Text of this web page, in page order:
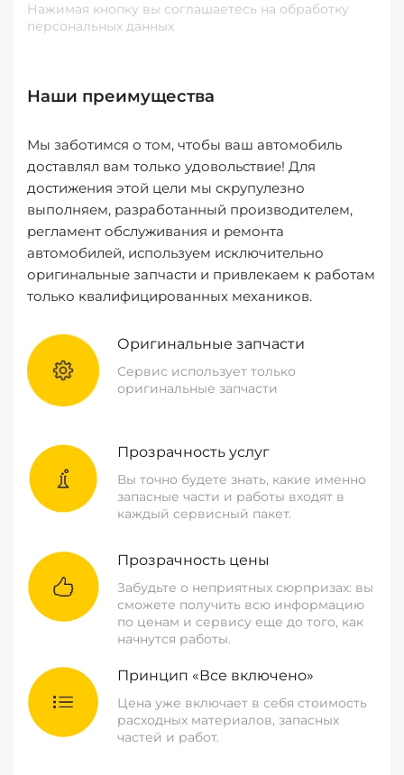
Нажимая кнопку вы соглашаетесь на обработку
персональных данных
Наши преимущества
Мы заботимся о том, чтобы ваш автомобиль
доставлял вам только удовольствие! Для
достижения этой цели мы скрупулезно
выполняем, разработанный производителем,
регламент обслуживания и ремонта
автомобилей, используем исключительно
оригинальные запчасти и привлекаем к работам
только квалифицированных механиков.
Оригинальные запчасти
Сервис использует только
оригинальные запчасти
Прозрачность услуг
Вы точно будете знать, какие именно
запасные части и работы входят в
каждый сервисный пакет.
Прозрачность цены
Забудьте о неприятных сюрпризах: вы
сможете получить всю информацию
по ценам и сервису еще до того, как
начнутся работы.
Принцип «Все включено»
Цена уже включает в себя стоимость
расходных материалов, запасных
частей и работ.